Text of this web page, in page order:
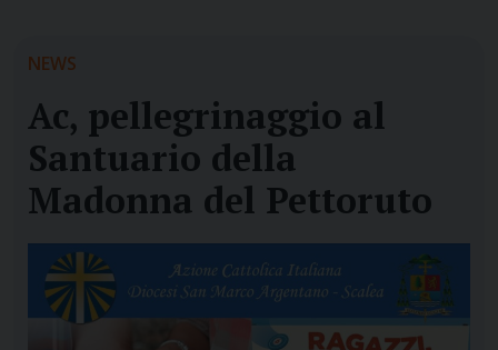
NEWS
Ac, pellegrinaggio al
Santuario della
Madonna del Pettoruto